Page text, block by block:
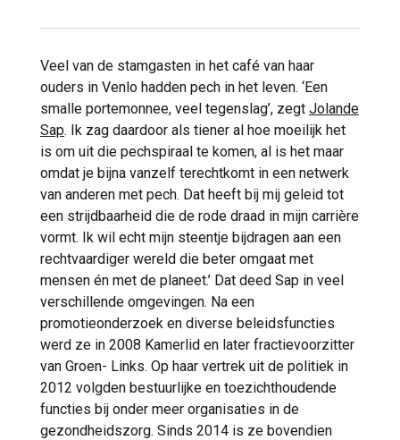
Veel van de stamgasten in het café van haar
ouders in Venlo hadden pech in het leven. ‘Een
smalle portemonnee, veel tegenslag’, zegt Jolande
Sap. Ik zag daardoor als tiener al hoe moeilijk het
is om uit die pechspiraal te komen, al is het maar
omdat je bijna vanzelf terechtkomt in een netwerk
van anderen met pech. Dat heeft bij mij geleid tot
een strijdbaarheid die de rode draad in mijn carrière
vormt. Ik wil echt mijn steentje bijdragen aan een
rechtvaardiger wereld die beter omgaat met
mensen én met de planeet.’ Dat deed Sap in veel
verschillende omgevingen. Na een
promotieonderzoek en diverse beleidsfuncties
werd ze in 2008 Kamerlid en later fractievoorzitter
van Groen- Links. Op haar vertrek uit de politiek in
2012 volgden bestuurlijke en toezichthoudende
functies bij onder meer organisaties in de
gezondheidszorg. Sinds 2014 is ze bovendien